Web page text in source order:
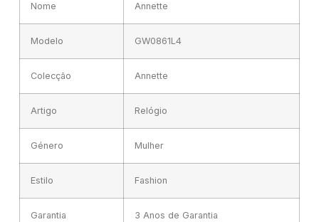
Nome Annette
Modelo GW0861L4
Colecção Annette
Artigo Relógio
Género Mulher
Estilo Fashion
Garantia 3 Anos de Garantia